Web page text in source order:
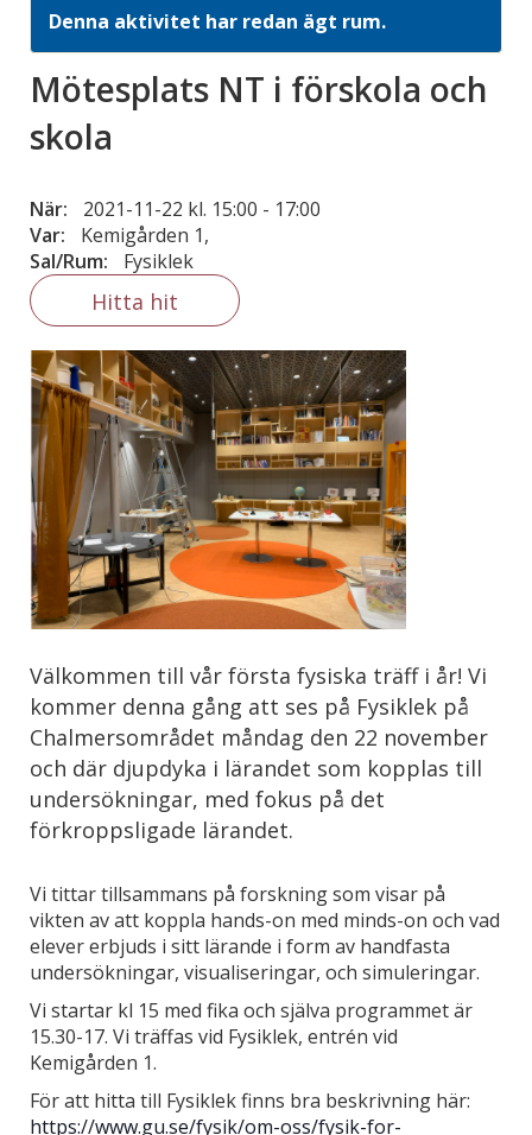
Denna aktivitet har redan ägt rum.
Mötesplats NT i förskola och
skola
När: 2021-11-22 kl. 15:00 - 17:00
Var:
Kemigården 1,
Sal/Rum:
Fysiklek
Hitta hit
Välkommen till vår första fysiska träff i år! Vi
kommer denna gång att ses på Fysiklek på
Chalmersområdet måndag den 22 november
och där djupdyka i lärandet som kopplas till
undersökningar, med fokus på det
förkroppsligade lärandet.
Vi tittar tillsammans på forskning som visar på
vikten av att koppla hands-on med minds-on och vad
elever erbjuds i sitt lärande i form av handfasta
undersökningar, visualiseringar, och simuleringar.
Vi startar kl 15 med fika och själva programmet är
15.30-17. Vi träffas vid Fysiklek, entrén vid
Kemigården 1.
För att hitta till Fysiklek finns bra beskrivning här:
https://www.gu.se/fysik/om-oss/fysik-for-